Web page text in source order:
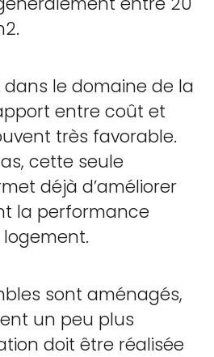
dans le domaine de la
entre coût et
très favorable.
cette seule
déjà d’améliorer
la performance
sont aménagés,
un peu plus
doit être réalisée